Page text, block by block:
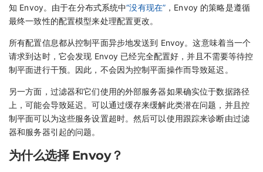
知 Envoy。由于在分布式系统中“没有现在” ，Envoy 的策略是遵循
最终一致性的配置模型来处理配置更改。
所有配置信息都从控制平面异步地发送到 Envoy。这意味着当一个
请求到达时，它会发现 Envoy 已经完全配置好，并且不需要等待控
制平面进行干预。因此，不会因为控制平面操作而导致延迟。
另一方面，过滤器和它们使用的外部服务器如果确实位于数据路径
上，可能会导致延迟。可以通过缓存来缓解此类潜在问题，并且控
制平面可以为这些服务设置超时。然后可以使用跟踪来诊断由过滤
器和服务器引起的问题。
为什么选择 Envoy？